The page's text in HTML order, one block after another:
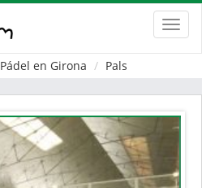
Pádel en Girona Pals